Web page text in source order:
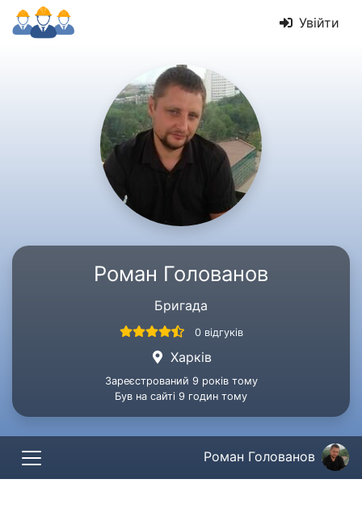
Увійти
Роман Голованов
Бригада
0 відгуків
Харків
Зареєстрований 9 років тому
Був на сайті 9 годин тому
Роман Голованов